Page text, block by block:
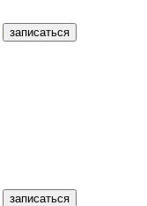
записаться
записаться